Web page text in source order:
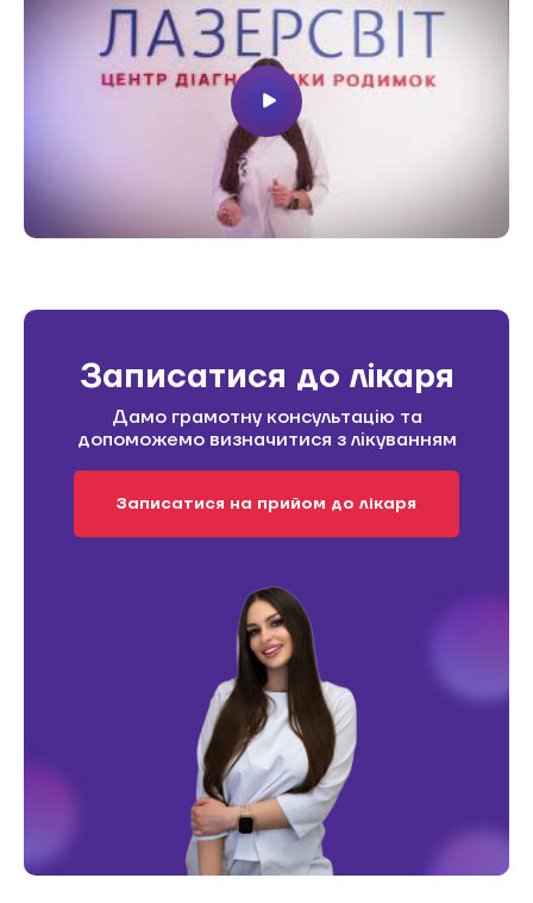
Записатися до лікаря
Дамо грамотну консультацію та
допоможемо визначитися з лікуванням
Записатися на прийом до лікаря